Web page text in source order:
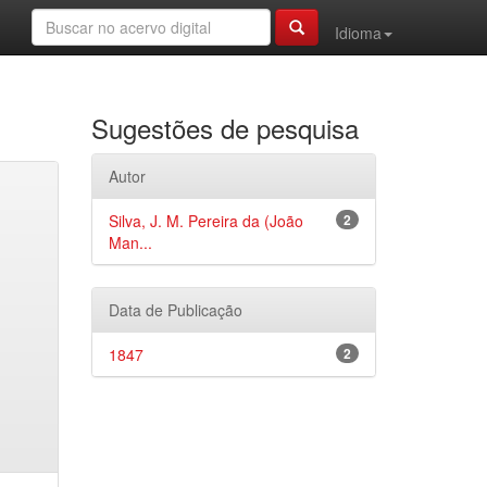
Idioma
Sugestões de pesquisa
Autor
2
Silva, J. M. Pereira da (João
Man...
Data de Publicação
2
1847